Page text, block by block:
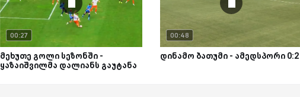
00:27
მეხუთე გოლი სეზონში -
ყაზაიშვილმა დალიანს გაუტანა
00:48
დინამო ბათუმი - ამედსპორი 0:2